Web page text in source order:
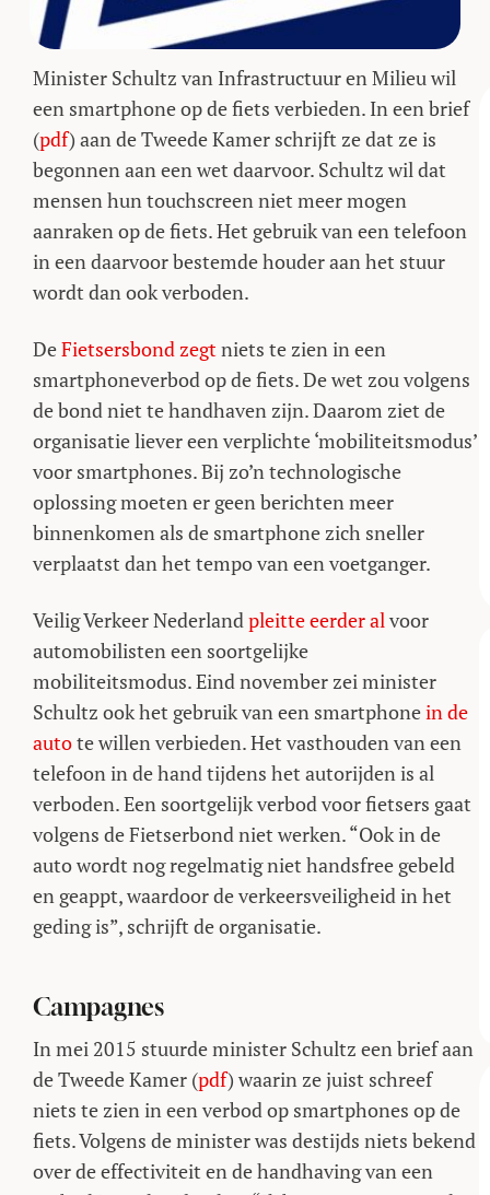
Minister Schultz van Infrastructuur en Milieu wil
een smartphone op de fiets verbieden. In een brief
(pdf) aan de Tweede Kamer schrijft ze dat ze is
begonnen aan een wet daarvoor. Schultz wil dat
mensen hun touchscreen niet meer mogen
aanraken op de fiets. Het gebruik van een telefoon
in een daarvoor bestemde houder aan het stuur
wordt dan ook verboden.
DeFietsersbond zegtniets te zien in een
smartphoneverbod op de fiets. De wet zou volgens
de bond niet te handhaven zijn. Daarom ziet de
organisatie liever een verplichte ‘mobiliteitsmodus’
voor smartphones. Bij zo’n technologische
oplossing moeten er geen berichten meer
binnenkomen als de smartphone zich sneller
verplaatst dan het tempo van een voetganger.
Veilig Verkeer Nederlandpleitte eerder alvoor
automobilisten een soortgelijke
mobiliteitsmodus. Eind november zei minister
Schultz ook het gebruik van een smartphonein de
autote willen verbieden. Het vasthouden van een
telefoon in de hand tijdens het autorijden is al
verboden. Een soortgelijk verbod voor fietsers gaat
volgens de Fietserbond niet werken. “Ook in de
auto wordt nog regelmatig niet handsfree gebeld
en geappt, waardoor de verkeersveiligheid in het
geding is”, schrijft de organisatie.
Campagnes
In mei 2015 stuurde minister Schultz een brief aan
de Tweede Kamer (pdf) waarin ze juist schreef
niets te zien in een verbod op smartphones op de
fiets. Volgens de minister was destijds niets bekend
over de effectiviteit en de handhaving van een